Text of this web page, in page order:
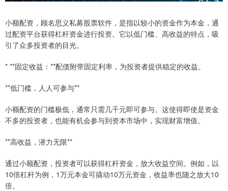
小额配资，顾名思义私募股票软件，是指以较小的资金作为本金，通
过配资平台获得杠杆资金进行投资。它以低门槛、高收益的特点，吸
引了众多投资者的目光。
* **固定收益：**配债附带固定利率，为投资者提供稳定的收益。
**低门槛，人人可参与**
小额配资的门槛极低，通常只需几千元即可参与。这使得即使是资金
不多的投资者，也能有机会参与到资本市场中，实现财富增值。
**高收益，潜力无限**
通过小额配资，投资者可以获得杠杆资金，放大收益空间。例如，以
10倍杠杆为例，1万元本金可撬动10万元资金，收益率也随之放大10
倍。